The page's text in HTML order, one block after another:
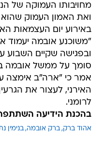
מחויבותו העמוקה של
ואת האמון העמוק
באירוע יום העצמאות
"משוכנע אובמה יעמוד
ובפגישה שקיים השבוע
סומך על ממשל אובמה
אמר כי "ארה"ב אימצה
האירני, לעצור את
לרומני.
בהכנת הידיעה
אהוד ברק ברק אובמה בנימין